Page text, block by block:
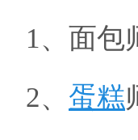
1、 面包
2、 蛋糕